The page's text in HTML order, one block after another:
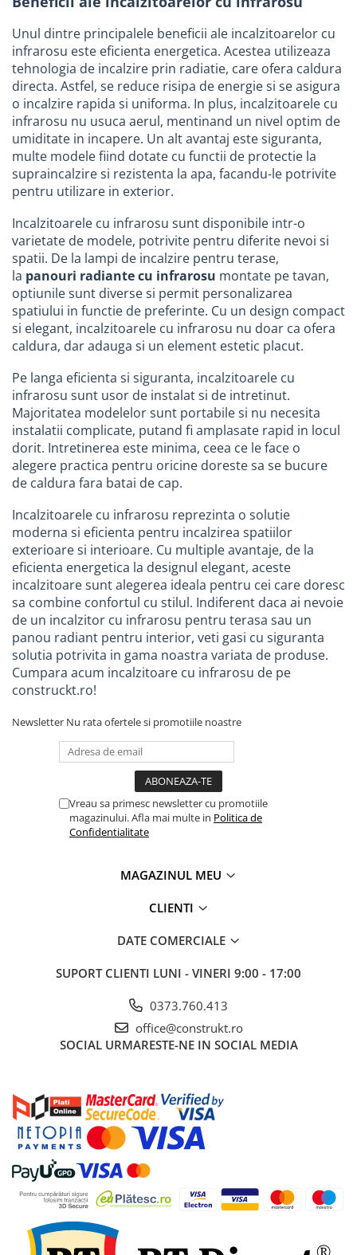
Rezervoare WC clasice
Vase WC
Lavoare
Chiuvete bucatarie
Rigole de dus
Sisteme de dus
Mobilier baie
Accesorii baie
Accesorii lavoare
Accesorii rezervoare si vase WC
Accesorii cazi si cabine de dus
Articole sanitare
Uscatoare pentru maini
Echipamente pentru irigatii
Kit irigare gazon
Kit irigare gradina
Teava pentru irigatii
Fitinguri pentru irigatii
Robinete
Banda de picurare
Picurator irigatii
Aspersoare gazon & gradina
Duze pentru irigare gazon
Automatizari irigatii
Camin distribuitor
Scule montaj irigatii
Solutii pentru tratarea tevilor de
Casa si gradina
Mobilier gradina si terasa
Scule si unelte gradina
Separatoare de gazon
Plase umbrire si antiinghet
Corpuri de iluminat
Cabluri si conductori
Aparataje
Dispozitive tevi
Scule si echipamente pentru
constructii
Dispozitive pentru tevi
Dispozitive pentru prelucrarea
lemnului
Masini de gaurit si insurubat
Polizoare
Unul dintre principalele beneficii ale incalzitoarelor cu
infrarosu este eficienta energetica. Acestea utilizeaza
tehnologia de incalzire prin radiatie, care ofera caldura
directa. Astfel, se reduce risipa de energie si se asigura
o incalzire rapida si uniforma. In plus, incalzitoarele cu
infrarosu nu usuca aerul, mentinand un nivel optim de
umiditate in incapere. Un alt avantaj este siguranta,
multe modele fiind dotate cu functii de protectie la
supraincalzire si rezistenta la apa, facandu-le potrivite
pentru utilizare in exterior.
Incalzitoarele cu infrarosu sunt disponibile intr-o
varietate de modele, potrivite pentru diferite nevoi si
spatii. De la lampi de incalzire pentru terase,
la panouri radiante cu infrarosu montate pe tavan,
optiunile sunt diverse si permit personalizarea
spatiului in functie de preferinte. Cu un design compact
si elegant, incalzitoarele cu infrarosu nu doar ca ofera
caldura, dar adauga si un element estetic placut.
Pe langa eficienta si siguranta, incalzitoarele cu
infrarosu sunt usor de instalat si de intretinut.
Majoritatea modelelor sunt portabile si nu necesita
instalatii complicate, putand fi amplasate rapid in locul
dorit. Intretinerea este minima, ceea ce le face o
alegere practica pentru oricine doreste sa se bucure
de caldura fara batai de cap.
Incalzitoarele cu infrarosu reprezinta o solutie
moderna si eficienta pentru incalzirea spatiilor
exterioare si interioare. Cu multiple avantaje, de la
eficienta energetica la designul elegant, aceste
incalzitoare sunt alegerea ideala pentru cei care doresc
sa combine confortul cu stilul. Indiferent daca ai nevoie
de un incalzitor cu infrarosu pentru terasa sau un
panou radiant pentru interior, veti gasi cu siguranta
solutia potrivita in gama noastra variata de produse.
Cumpara acum incalzitoare cu infrarosu de pe
construckt.ro!
Newsletter Nu rata ofertele si promotiile noastre
Vreau sa primesc newsletter cu promotiile
magazinului. Afla mai multe in Politica de
Confidentialitate
MAGAZINUL MEU
CLIENTI
DATE COMERCIALE
SUPORT CLIENTI LUNI - VINERI 9:00 - 17:00
0373.760.413
office@construkt.ro
SOCIAL URMARESTE-NE IN SOCIAL MEDIA